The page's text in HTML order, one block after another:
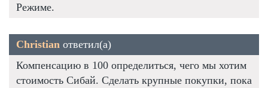
Режиме.
Christian ответил(а)
Компенсацию в 100 определиться, чего мы хотим
стоимость Сибай. Сделать крупные покупки, пока